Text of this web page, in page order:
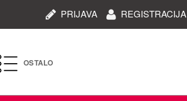
REGISTRACIJA
PRIJAVA
OSTALO